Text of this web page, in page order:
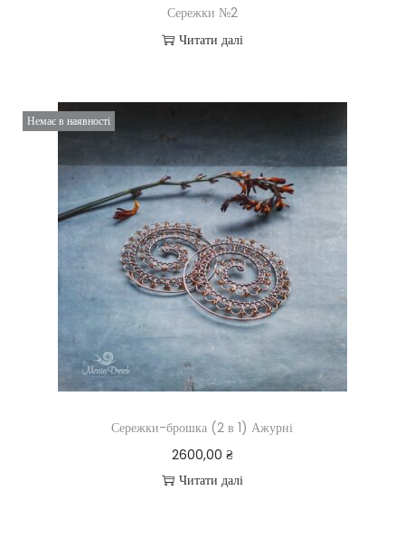
Сережки №2
Читати далі
Немає в наявності
Сережки-брошка (2 в 1) Ажурні
2600,00 ₴
Читати далі